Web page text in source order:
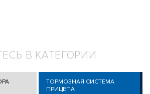
В КАТЕГОРИИ
ТОРМОЗНАЯ СИСТЕМА
ПРИЦЕПА